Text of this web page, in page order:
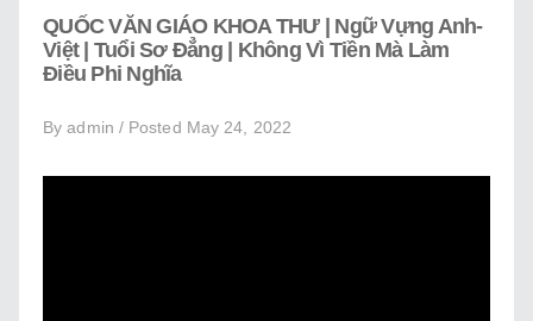
05
ANH-VIỆT | TUỔI DỰ BỊ | HỒ HOÀN KIẾM Ở
HÀ NỘI
By admin • Posted May 24, 2022
06
QUỐC VĂN GIÁO KHOA THƯ | NGỮ VỰNG
SẼ VÀ CÓ NGĂN NẮP
QUỐC VĂN GIÁO KHOA THƯ | Ngữ Vựng Anh-
Việt | Tuổi Sơ Đẳng | Không Vì Tiền Mà Làm
Điều Phi Nghĩa
By admin / Posted May 24, 2022